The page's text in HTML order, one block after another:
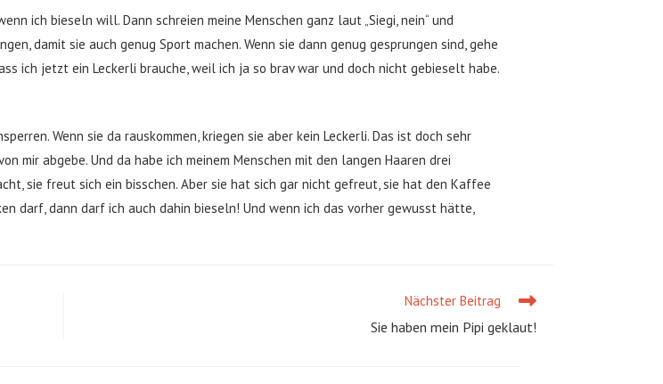
ich bieseln will. Dann schreien meine Menschen ganz laut „Siegi, nein“ und
damit sie auch genug Sport machen. Wenn sie dann genug gesprungen sind, gehe
ich jetzt ein Leckerli brauche, weil ich ja so brav war und doch nicht gebieselt habe.
Wenn sie da rauskommen, kriegen sie aber kein Leckerli. Das ist doch sehr
mir abgebe. Und da habe ich meinem Menschen mit den langen Haaren drei
sie freut sich ein bisschen. Aber sie hat sich gar nicht gefreut, sie hat den Kaffee
darf, dann darf ich auch dahin bieseln! Und wenn ich das vorher gewusst hätte,
Nächster Beitrag
Sie haben mein Pipi geklaut!